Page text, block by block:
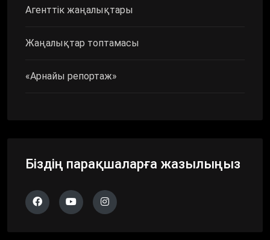
Агенттік жаңалықтары
Жаңалықтар топтамасы
«Арнайы репортаж»
Біздің парақшаларға жазылыңыз